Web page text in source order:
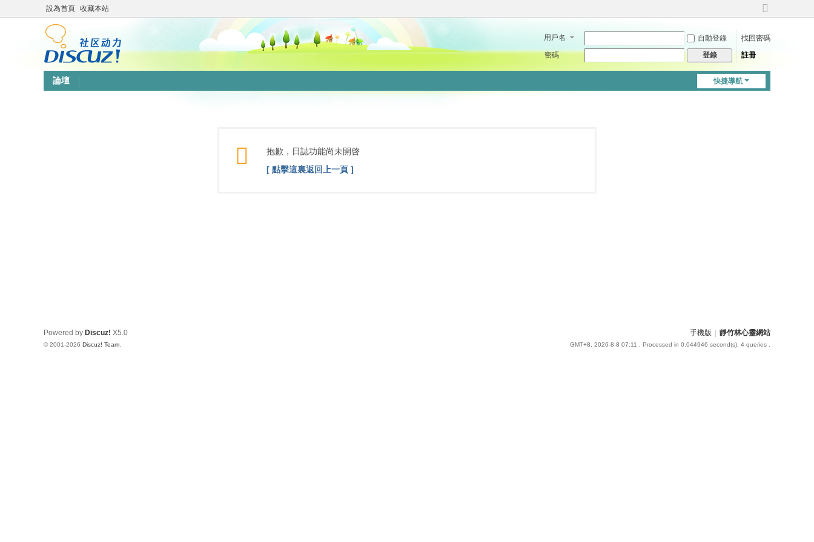
設為首頁 收藏本站
切
到
用戶名 自動登錄
找回密碼
密碼
登錄 註冊
快捷導航
論壇
抱歉，日誌功能尚未開啓
[ 點擊這裏返回上一頁 ]
手機版 靜竹林心靈網站
GMT+8, 2026-8-8 07:11 , Processed in 0.044946 second(s), 4 queries .
Powered by Discuz! X5.0
© 2001-2026 Discuz! Team